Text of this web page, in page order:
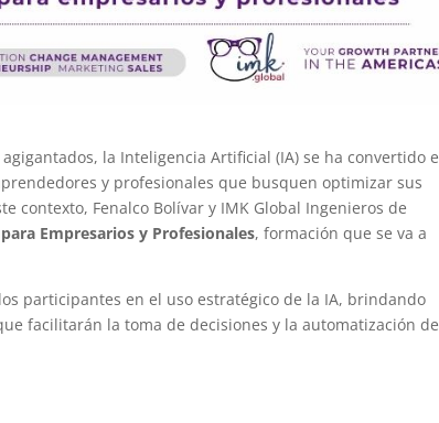
la Inteligencia Artificial (IA) se ha convertido
y profesionales que busquen optimizar sus
contexto, Fenalco Bolívar y IMK Global Ingenieros de
Empresarios y Profesionales, formación que se va a
participantes en el uso estratégico de la IA, brindando
facilitarán la toma de decisiones y la automatización de